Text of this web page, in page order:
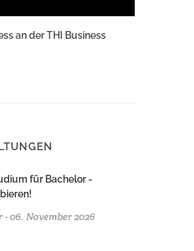
an der THI Business
für Bachelor -
- 06. November 2026